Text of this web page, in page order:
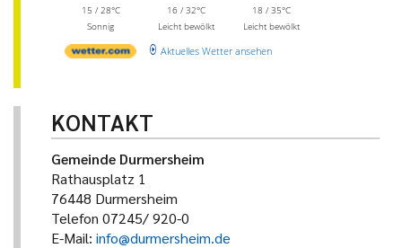
15 / 28°C
Sonnig
16 / 32°C
Leicht bewölkt
18 / 35°C
Leicht bewölkt
Aktuelles Wetter ansehen
KONTAKT
Gemeinde Durmersheim
Rathausplatz 1
76448 Durmersheim
Telefon 07245/ 920-0
E-Mail: info@durmersheim.de